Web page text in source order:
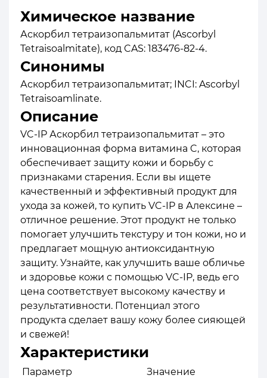
Химическое название
Аскорбил тетраизопальмитат (Ascorbyl
Tetraisoalmitate), код CAS: 183476-82-4.
Синонимы
Аскорбил тетраизопальмитат; INCI: Ascorbyl
Tetraisoamlinate.
Описание
VC-IP Аскорбил тетраизопальмитат – это
инновационная форма витамина C, которая
обеспечивает защиту кожи и борьбу с
признаками старения. Если вы ищете
качественный и эффективный продукт для
ухода за кожей, то купить VC-IP в Алексине –
отличное решение. Этот продукт не только
помогает улучшить текстуру и тон кожи, но и
предлагает мощную антиоксидантную
защиту. Узнайте, как улучшить ваше обличье
и здоровье кожи с помощью VC-IP, ведь его
цена соответствует высокому качеству и
результативности. Потенциал этого
продукта сделает вашу кожу более сияющей
и свежей!
Характеристики
Параметр
Значение